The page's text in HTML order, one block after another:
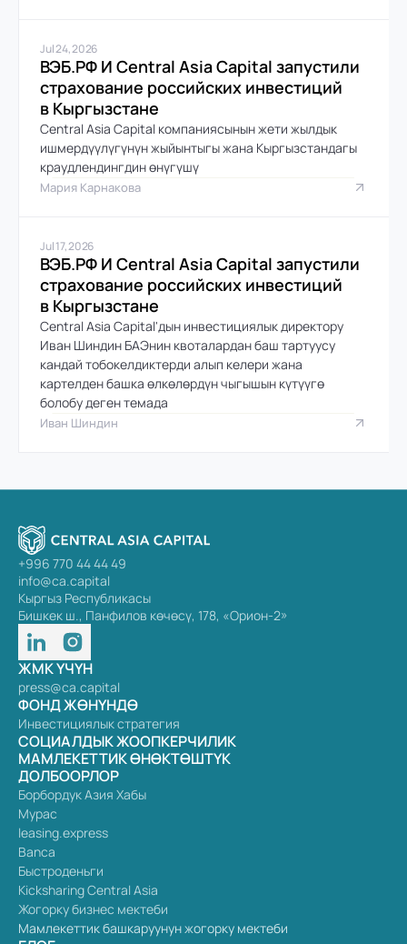
Jul 24, 2026
ВЭБ.РФ И Central Asia Capital запустили
страхование российских инвестиций
в Кыргызстане
Central Asia Capital компаниясынын жети жылдык
ишмердүүлүгүнүн жыйынтыгы жана Кыргызстандагы
краудлендингдин өнүгүшү
Мария Карнакова
Jul 17, 2026
ВЭБ.РФ И Central Asia Capital запустили
страхование российских инвестиций
в Кыргызстане
Central Asia Capital'дын инвестициялык директору
Иван Шиндин БАЭнин квоталардан баш тартуусу
кандай тобокелдиктерди алып келери жана
картелден башка өлкөлөрдүн чыгышын күтүүгө
болобу деген темада
Иван Шиндин
+996 770 44 44 49
info@ca.capital
Кыргыз Республикасы
Бишкек ш., Панфилов көчөсү, 178, «Орион-2»
ЖМК ҮЧҮН
press@ca.capital
ФОНД ЖӨНҮНДӨ
Инвестициялык стратегия
СОЦИАЛДЫК ЖООПКЕРЧИЛИК
МАМЛЕКЕТТИК ӨНӨКТӨШТҮК
ДОЛБООРЛОР
Борбордук Азия Хабы
Мурас
leasing.express
Banca
Быстроденьги
Kicksharing Central Asia
Жогорку бизнес мектеби
Мамлекеттик башкаруунун жогорку мектеби